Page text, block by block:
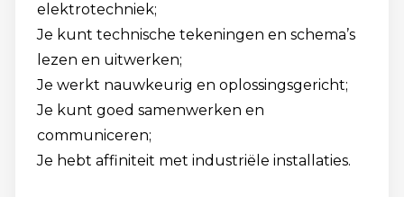
elektrotechniek;
Je kunt technische tekeningen en schema’s
lezen en uitwerken;
Je werkt nauwkeurig en oplossingsgericht;
Je kunt goed samenwerken en
communiceren;
Je hebt affiniteit met industriële installaties.